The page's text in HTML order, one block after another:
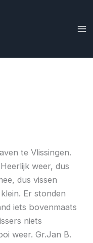
te Vlissingen.
weer, dus
dus vissen
Er stonden
iets bovenmaats
niets
weer. Gr.Jan B.